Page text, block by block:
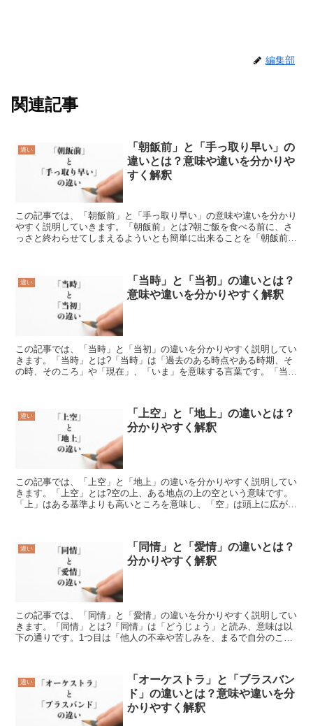
編集部
関連記事
違い
「朝飯前」と「手っ取り早い」の
違いとは？意味や違いを分かりや
すく解釈
この記事では、「朝飯前」と「手っ取り早い」の意味や違いを分かり
やすく説明していきます。「朝飯前」とは?朝ご飯を食べる前に、さ
っさと終わらせてしまえるよういとも簡単に出来ることを「朝飯前」
違い
「当時」と「当初」の違いとは？
意味や違いを分かりやすく解釈
この記事では、「当時」と「当初」の違いを分かりやすく説明してい
きます。「当時」とは?「当時」は「過去のある時点やある時期、そ
の時、そのころ」や「現在」、「いま」を意味する言葉です。「当
違い
「上空」と「地上」の違いとは？
分かりやすく解釈
この記事では、「上空」と「地上」の違いを分かりやすく説明してい
きます。「上空」とは?空の上、ある地点の上の空という意味です。
「上」はある基準よりも高いところを意味し、「空」は頭上に広がる
違い
「同情」と「愛情」の違いとは？
分かりやすく解釈
この記事では、「同情」と「愛情」の違いを分かりやすく説明してい
きます。「同情」とは?「同情」は「どうじょう」と読み、意味は以
下の通りです。1つ目は「他人の不幸や苦しみを、まるで自分のこと
違い
「オーケストラ」と「ブラスバン
ド」の違いとは？意味や違いを分
かりやすく解釈